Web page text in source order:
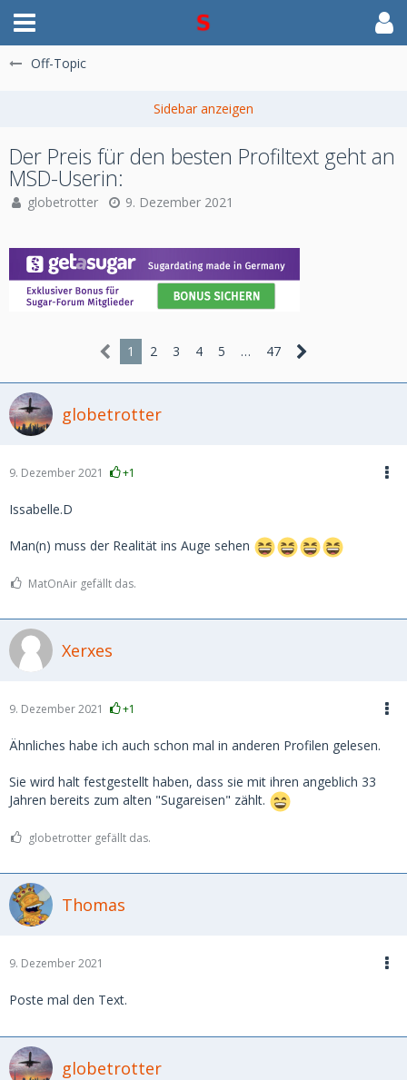
Off-Topic
Der Preis für den besten Profiltext geht an
MSD-Userin:
globetrotter 9. Dezember 2021
1 2 3 4 5 … 47
globetrotter
9. Dezember 2021 +1
Issabelle.D
Man(n) muss der Realität ins Auge sehen
MatOnAir gefällt das.
Xerxes
9. Dezember 2021 +1
Ähnliches habe ich auch schon mal in anderen Profilen gelesen.
Sie wird halt festgestellt haben, dass sie mit ihren angeblich 33
Jahren bereits zum alten "Sugareisen" zählt.
globetrotter gefällt das.
Thomas
9. Dezember 2021
Poste mal den Text.
globetrotter